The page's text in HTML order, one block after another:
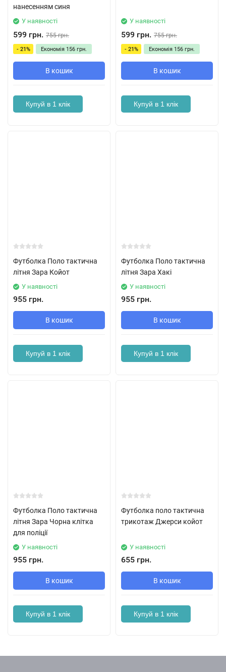
нанесенням синя
У наявності
599 грн. 755 грн.
- 21% Економія 156 грн.
В кошик
Купуй в 1 клік
У наявності
599 грн. 755 грн.
- 21% Економія 156 грн.
В кошик
Купуй в 1 клік
Футболка Поло тактична
літня Зара Койот
У наявності
955 грн.
В кошик
Купуй в 1 клік
Футболка Поло тактична
літня Зара Хакі
У наявності
955 грн.
В кошик
Купуй в 1 клік
Футболка Поло тактична
літня Зара Чорна клітка
для поліції
У наявності
955 грн.
В кошик
Купуй в 1 клік
Футболка поло тактична
трикотаж Джерси койот
У наявності
655 грн.
В кошик
Купуй в 1 клік